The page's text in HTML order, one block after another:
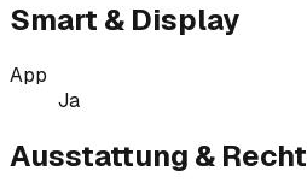
Smart & Display
App
Ja
Ausstattung & Recht